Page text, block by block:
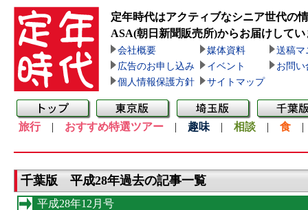
定年時代はアクティブなシニア世代の
ASA(朝日新聞販売所)からお届けしてい
会社概要 媒体資料
送稿マ
広告のお申し込み
イベント
お問い
個人情報保護方針
サイトマップ
旅行| おすすめ特選ツアー | 趣味 | 相談 | 食
千葉版 平成28年過去の記事一覧
平成28年12月号